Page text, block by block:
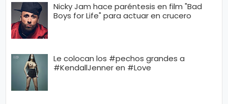
Nicky Jam hace paréntesis en film "Bad
Boys for Life" para actuar en crucero
Le colocan los #pechos grandes a
#KendallJenner en #Love